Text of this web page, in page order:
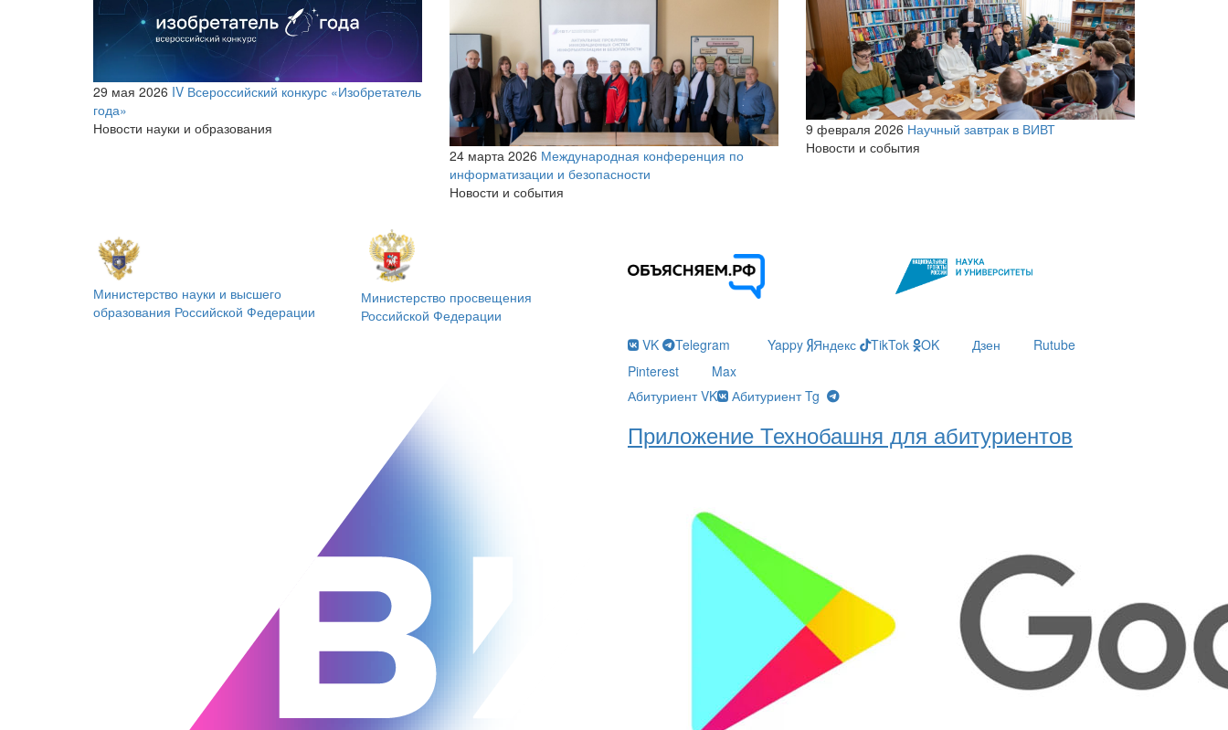
29 мая 2026 IV Всероссийский конкурс «Изобретатель
года»
Новости науки и образования
24 марта 2026 Международная конференция по
информатизации и безопасности
Новости и события
9 февраля 2026 Научный завтрак в ВИВТ
Новости и события
Министерство науки и высшего
образования Российской Федерации
Министерство просвещения
Российской Федерации
VK
Telegram Yappy Яндекс TikTok OK Дзен
Rutube
Pinterest
Max
Абитуриент VK
Абитуриент Tg
Приложение Технобашня для абитуриентов